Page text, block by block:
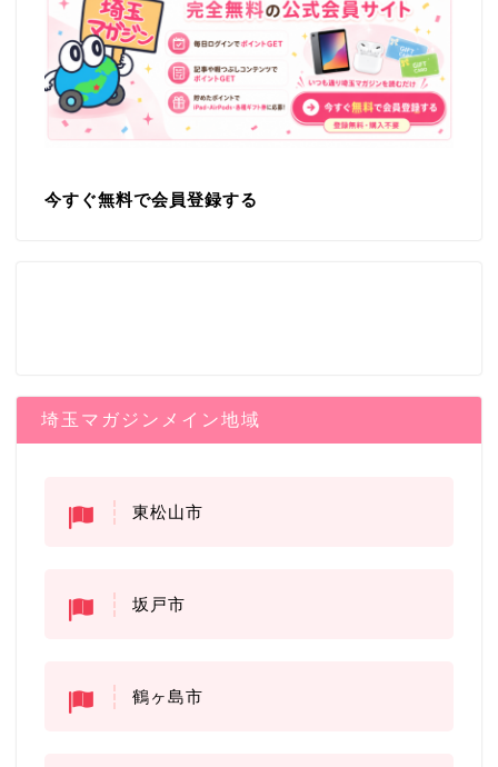
今すぐ無料で会員登録する
埼玉マガジンメイン地域
東松山市
坂戸市
鶴ヶ島市